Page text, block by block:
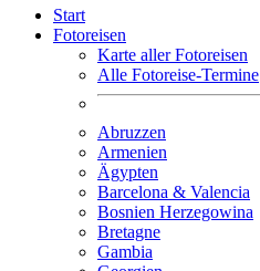
Start
Fotoreisen
Karte aller Fotoreisen
Alle Fotoreise-Termine
Abruzzen
Armenien
Ägypten
Barcelona & Valencia
Bosnien Herzegowina
Bretagne
Gambia